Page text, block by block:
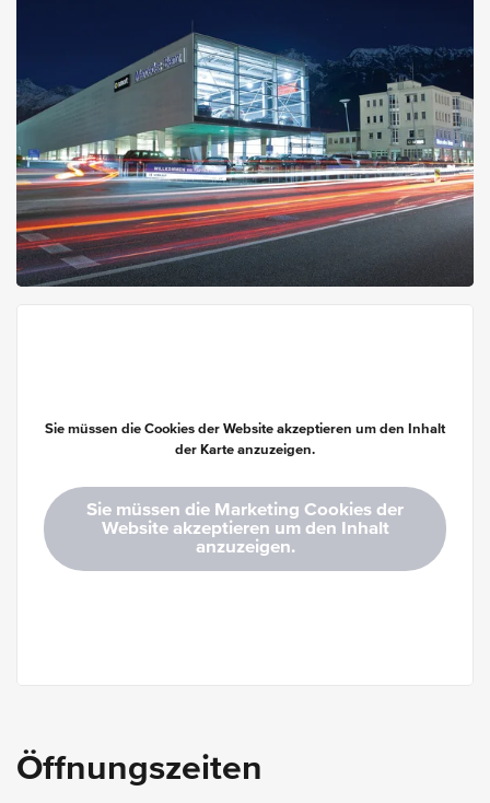
Sie müssen die Cookies der Website akzeptieren um den Inhalt
der Karte anzuzeigen.
Sie müssen die Marketing Cookies der
Website akzeptieren um den Inhalt
anzuzeigen.
Öffnungszeiten